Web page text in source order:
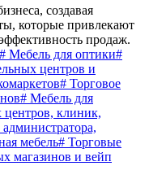
создавая
которые привлекают
продаж.
# Мебель для оптики#
центров и
# Торговое
# Мебель для
клиник,
мебель# Торговые
магазинов и вейп